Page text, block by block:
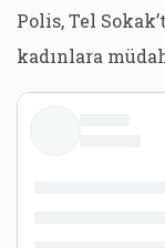
Polis, Tel
kadınlara